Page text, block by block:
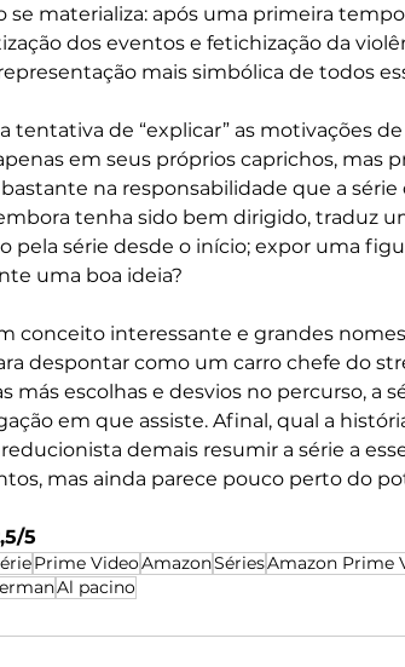
se materializa: após uma primeira
dos eventos e fetichização da
mais simbólica de todos
a tentativa de “explicar” as motivações
em seus próprios caprichos,
na responsabilidade que a
tenha sido bem dirigido, traduz
pela série desde o início; expor uma
uma boa ideia?
conceito interessante e grandes
despontar como um carro chefe do
más escolhas e desvios no percurso, a
em que assiste. Afinal, qual a
demais resumir a série a
mas ainda parece pouco perto do
5
Prime VideoAmazonSériesAmazon Prime
Al pacino